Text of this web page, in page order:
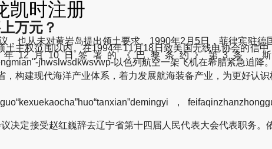
凯时注册
万元？
从未对黄岩岛提出领土要求。1990年2月5日，菲律宾驻德
主权范围以内。在1994年11月18日致美国无线电协会的信
12月10日签署的《巴黎条约》第3条，
jhwslwsdkwsvwp-以色列航空一架飞机在希腊紧急迫降。
建现代海洋产业体系，着力发展航海装备产业，为更好认识
，
定接受赵红巍辞去辽宁省第十四届人民代表大会代表职务。